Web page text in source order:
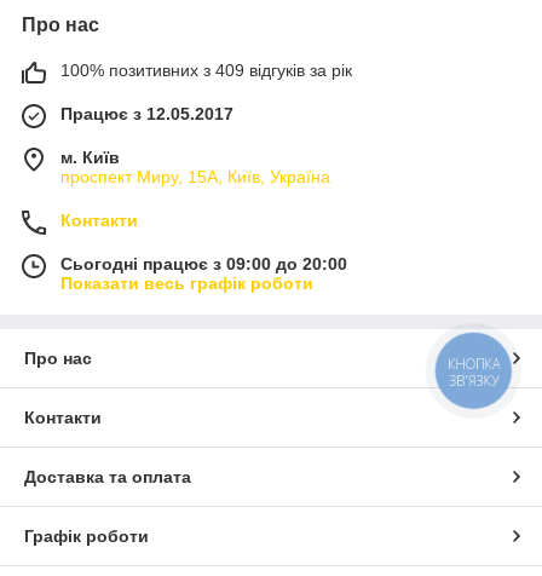
Про нас
100% позитивних з 409 відгуків за рік
Працює з 12.05.2017
м. Київ
проспект Миру, 15А, Київ, Україна
Контакти
Сьогодні працює з 09:00 до 20:00
Показати весь графік роботи
Про нас
Контакти
Доставка та оплата
Графік роботи
КНОПКА
ЗВ'ЯЗКУ